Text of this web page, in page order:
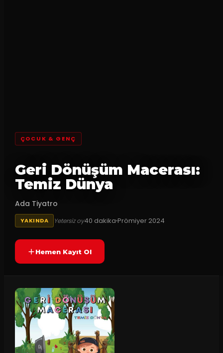
ÇOCUK & GENÇ
Geri Dönüşüm Macerası:
Temiz Dünya
Ada Tiyatro
YAKINDA Yetersiz oy40 dakikaPrömiyer 2024
Hemen Kayıt Ol